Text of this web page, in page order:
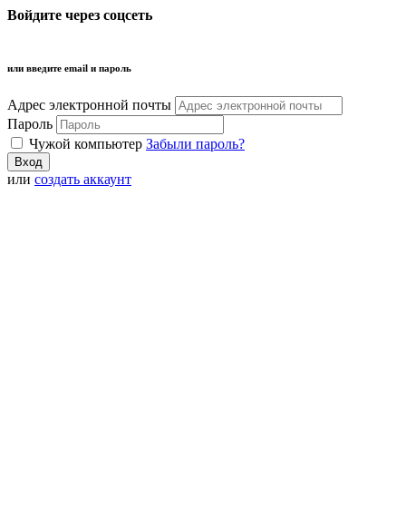
Войдите через соцсеть
или введите email и пароль
Адрес электронной почты
Пароль
Чужой компьютер Забыли пароль?
или создать аккаунт